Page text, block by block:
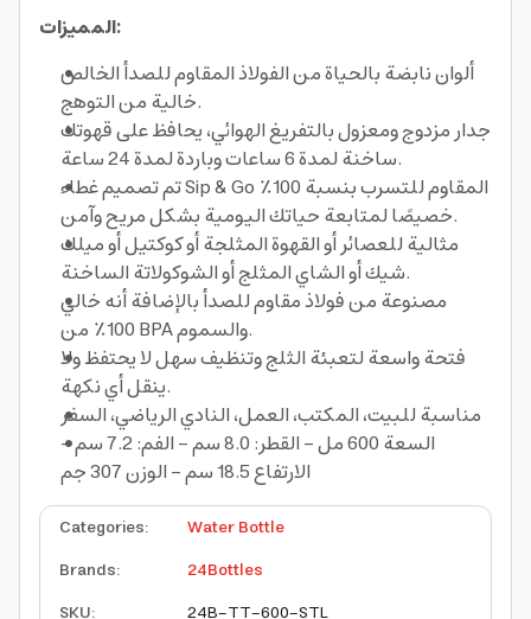
المميزات:
ألوان نابضة بالحياة من الفولاذ المقاوم للصدأ الخالص
خالية من التوهج.
جدار مزدوج ومعزول بالتفريغ الهوائي، يحافظ على قهوتك
ساخنة لمدة 6 ساعات وباردة لمدة 24 ساعة.
تم تصميم غطاء Sip & Go المقاوم للتسرب بنسبة 100٪
خصيصًا لمتابعة حياتك اليومية بشكل مريح وآمن.
مثالية للعصائر أو القهوة المثلجة أو كوكتيل أو ميلك
شيك أو الشاي المثلج أو الشوكولاتة الساخنة.
مصنوعة من فولاذ مقاوم للصدأ بالإضافة أنه خالي
100٪ من BPA والسموم.
فتحة واسعة لتعبئة الثلج وتنظيف سهل لا يحتفظ ولا
ينقل أي نكهة.
مناسبة للبيت، المكتب، العمل، النادي الرياضي، السفر
السعة 600 مل - القطر: 8.0 سم - الفم: 7.2 سم -
الارتفاع 18.5 سم - الوزن 307 جم
Categories:
Water Bottle
Brands:
24Bottles
SKU: 24B-TT-600-STL